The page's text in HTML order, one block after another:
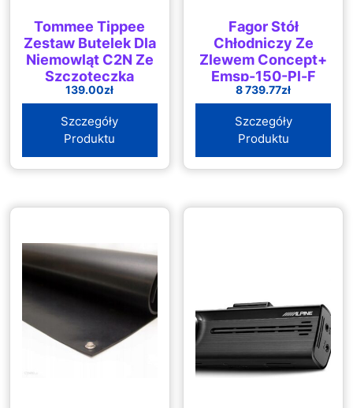
Tommee Tippee
Zestaw Butelek Dla
Niemowląt C2N Ze
Szczoteczką
Niebieski
139.00zł
Szczegóły
Produktu
Fagor Stół
Chłodniczy Ze
Zlewem Concept+
Emsp-150-Pl-F
8 739.77zł
Szczegóły
Produktu